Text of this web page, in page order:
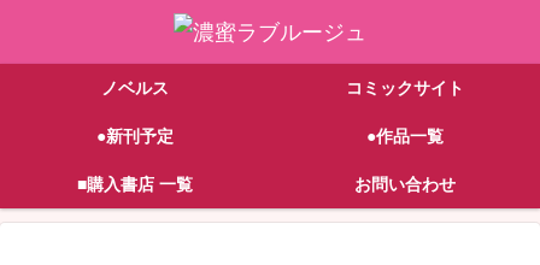
ノベルス コミックサイト
●新刊予定 ●作品一覧
■購入書店 一覧 お問い合わせ